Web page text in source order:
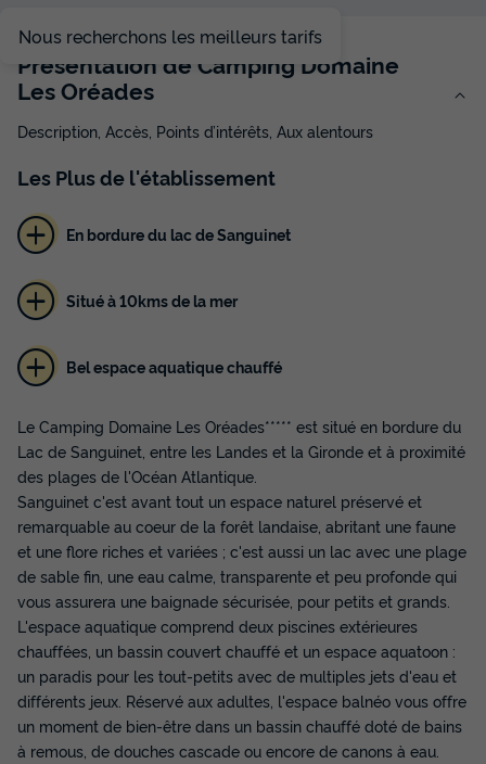
Personnes Climatisé + TV
Meilleur prix pour 7 nuits
Modifier les dates
269 €
Voir les disponibilités
MOBILHOME 4 personnes - Cottage
Arcachon 3 Pièces 4 Personnes Climatisé +
TV 2sdb
Annulation gratuite
Surface
35m²
Adultes
4
Chambres
2
Salle de bain
2
Climatisation Animaux autorisés *
Cafetière
Lave-vaisselle
Réfrigérateur
+ 3
MOBILHOME 4 personnes - Cottage Arcachon 3 Pièces 4
Personnes Climatisé + TV 2sdb
Nous recherchons les meilleurs tarifs
Présentation de Camping Domaine
Les Oréades
Description, Accès, Points d’intérêts, Aux alentours
Les Plusde l'établissement
En bordure du lac de Sanguinet
Situé à 10kms de la mer
Bel espace aquatique chauffé
Le Camping Domaine Les Oréades***** est situé en bordure du
Lac de Sanguinet, entre les Landes et la Gironde et à proximité
des plages de l'Océan Atlantique.
Sanguinet c'est avant tout un espace naturel préservé et
remarquable au coeur de la forêt landaise, abritant une faune
et une flore riches et variées ; c'est aussi un lac avec une plage
de sable fin, une eau calme, transparente et peu profonde qui
vous assurera une baignade sécurisée, pour petits et grands.
L'espace aquatique comprend deux piscines extérieures
chauffées, un bassin couvert chauffé et un espace aquatoon :
un paradis pour les tout-petits avec de multiples jets d'eau et
différents jeux. Réservé aux adultes, l'espace balnéo vous offre
un moment de bien-être dans un bassin chauffé doté de bains
à remous, de douches cascade ou encore de canons à eau.